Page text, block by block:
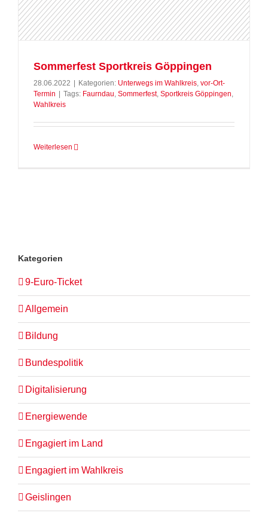
Sommerfest Sportkreis Göppingen
28.06.2022 Kategorien: Unterwegs im Wahlkreis, vor-Ort-
Termin
Tags: Faurndau, Sommerfest, Sportkreis Göppingen,
Wahlkreis
Weiterlesen
Kategorien
9-Euro-Ticket
Allgemein
Bildung
Bundespolitik
Digitalisierung
Energiewende
Engagiert im Land
Engagiert im Wahlkreis
Geislingen